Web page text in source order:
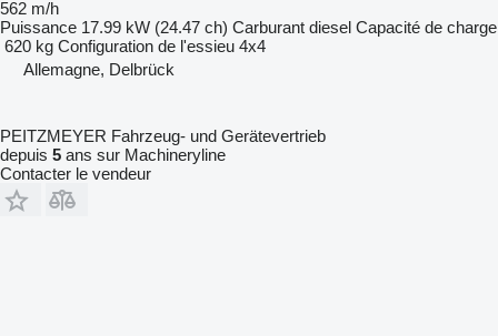
562 m/h
Puissance 17.99 kW (24.47 ch) Carburant diesel Capacité de charge
620 kg Configuration de l'essieu 4x4
Allemagne, Delbrück
PEITZMEYER Fahrzeug- und Gerätevertrieb
depuis 5 ans sur Machineryline
Contacter le vendeur